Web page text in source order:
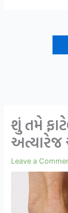
શું તમે
અત્યારેજ
Leave a